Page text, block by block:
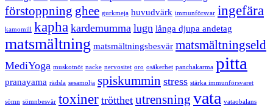
förstoppning ghee gurkmeja huvudvärk immunförsvar ingefära
kamomill kapha kardemumma lugn långa djupa andetag
matsmältning matsmältningsbesvär matsmältningseld
MediYoga muskotnöt nacke nervositet oro osäkerhet panchakarma pitta
pranayama rädsla sesamolja spiskummin stress stärka immunförsvaret
sömn sömnbesvär toxiner trötthet utrensning vata vataobalans